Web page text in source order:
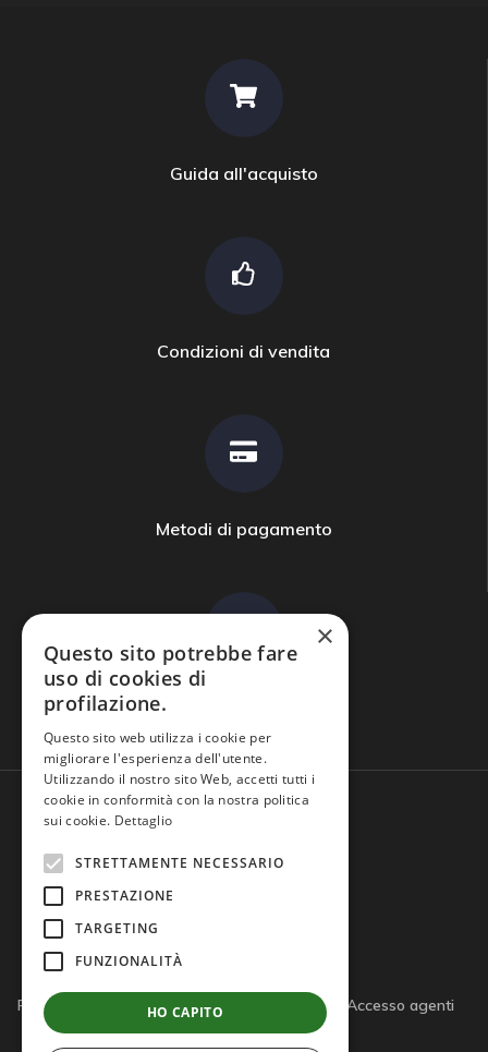
Guida all'acquisto
Condizioni di vendita
Metodi di pagamento
Domande frequenti
Privacy policy Cookie policy Note legali
Accesso agenti
×
Questo sito potrebbe fare
uso di cookies di
profilazione.
Questo sito web utilizza i cookie per
migliorare l'esperienza dell'utente.
Utilizzando il nostro sito Web, accetti tutti i
cookie in conformità con la nostra politica
sui cookie. Dettaglio
STRETTAMENTE NECESSARIO
PRESTAZIONE
TARGETING
FUNZIONALITÀ
HO CAPITO